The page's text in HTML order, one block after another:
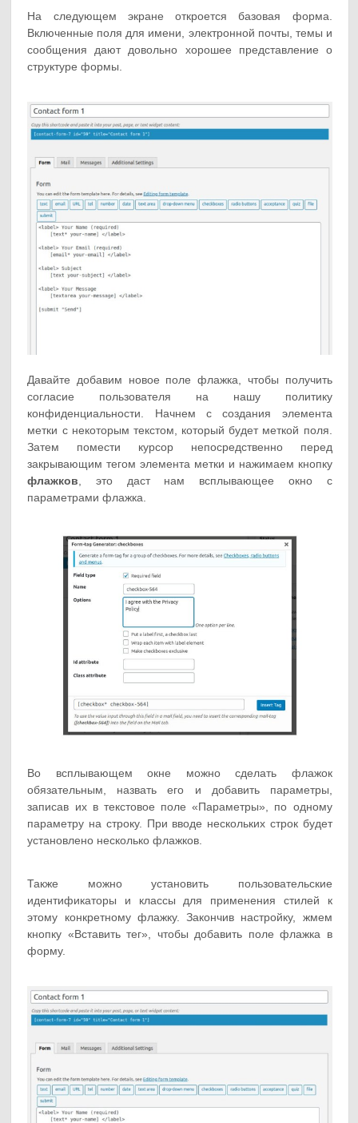
На следующем экране откроется базовая форма.
Включенные поля для имени, электронной почты, темы и
сообщения дают довольно хорошее представление о
структуре формы.
Давайте добавим новое поле флажка, чтобы получить
согласие пользователя на нашу политику
конфиденциальности. Начнем с создания элемента
метки с некоторым текстом, который будет меткой поля.
Затем помести курсор непосредственно перед
закрывающим тегом элемента метки и нажимаем кнопку
флажков , это даст нам всплывающее окно с
параметрами флажка.
Во всплывающем окне можно сделать флажок
обязательным, назвать его и добавить параметры,
записав их в текстовое поле «Параметры», по одному
параметру на строку. При вводе нескольких строк будет
установлено несколько флажков.
Также можно установить пользовательские
идентификаторы и классы для применения стилей к
этому конкретному флажку. Закончив настройку, жмем
кнопку «Вставить тег», чтобы добавить поле флажка в
форму.